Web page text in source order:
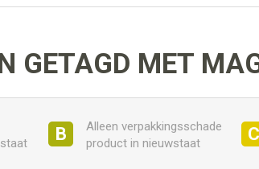
GETAGD MET
B
Alleen verpakkingsschade
product in nieuwstaat
C